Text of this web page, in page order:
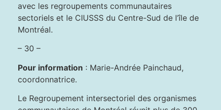
avec les regroupements communautaires
sectoriels et le CIUSSS du Centre-Sud de l’île de
Montréal.
– 30 –
Pour information : Marie-Andrée Painchaud,
coordonnatrice.
Le Regroupement intersectoriel des organismes